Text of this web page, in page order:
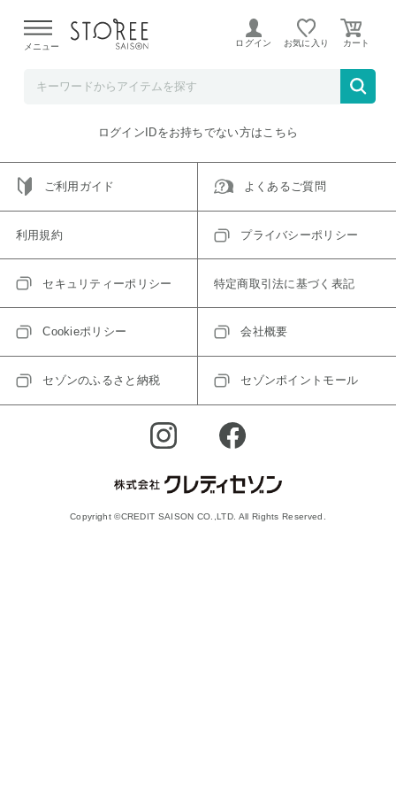
よる配送遅延が発生しております。
メニュー ログイン お気に入り
ご指定のアイテムは取り扱い終了、またはただいま取り扱い
トップへ戻る
ログインIDをお持ちでない方はこちら
ご利用ガイド よくあるご質問
利用規約 プライバシーポリシー
セキュリティーポリシー 特定商取引法に基づく表記
Cookieポリシー 会社概要
セゾンのふるさと納税 セゾンポイントモール
Copyright ©CREDIT SAISON CO.,LTD. All Rights Reserved.